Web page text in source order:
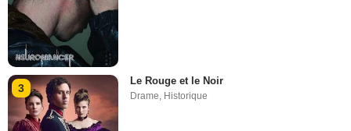
3
Le Rouge et le Noir
Drame, Historique